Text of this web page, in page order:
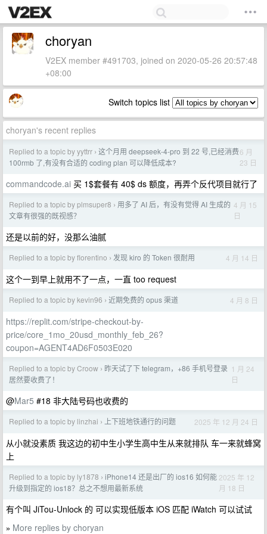
choryan
V2EX member #491703, joined on 2020-05-26 20:57:48
+08:00
Switch topics list
choryan's recent replies
Replied to a topic by yyttrr › 这个月用 deepseek-4-pro 到 22 号,已经消费
100rmb 了,有没有合适的 coding plan 可以降低成本?
6 月
23 日
commandcode.ai 买 1$套餐有 40$ ds 额度，再弄个反代项目就行了
Replied to a topic by plmsuper8 › 用多了 AI 后，有没有觉得 AI 生成的
文章有很强的既视感？
4 月 15
日
还是以前的好，没那么油腻
Replied to a topic by florentino › 发现 kiro 的 Token 很耐用 4 月 14 日
这个一到早上就用不了一点，一直 too request
Replied to a topic by kevin96 › 近期免费的 opus 渠道 4 月 8 日
https://replit.com/stripe-checkout-by-
price/core_1mo_20usd_monthly_feb_26?
coupon=AGENT4AD6F0503E020
Replied to a topic by Croow › 昨天试了下 telegram，+86 手机号登录
居然要收费了！
1 月 24
日
@Mar5 #18 非大陆号码也收费的
Replied to a topic by linzhai › 上下班地铁通行的问题 2025 年 12 月 24 日
从小就没素质 我这边的初中生小学生高中生从来就排队 车一来就蜂窝
上
Replied to a topic by ly1878 › iPhone14 还是出厂的 ios16 如何能
升级到指定的 ios18？总之不想用最新系统
2025 年 12
月 18 日
有个叫 JiTou-Unlock 的 可以实现低版本 iOS 匹配 iWatch 可以试试
» More replies by choryan